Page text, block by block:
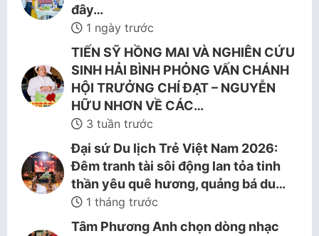
đây…
1 ngày trước
TIẾN SỸ HỒNG MAI VÀ NGHIÊN CỨU
SINH HẢI BÌNH PHỎNG VẤN CHÁNH
HỘI TRƯỞNG CHÍ ĐẠT – NGUYỄN
HỮU NHƠN VỀ CÁC…
3 tuần trước
Đại sứ Du lịch Trẻ Việt Nam 2026:
Đêm tranh tài sôi động lan tỏa tinh
thần yêu quê hương, quảng bá du…
1 tháng trước
Tâm Phương Anh chọn dòng nhạc